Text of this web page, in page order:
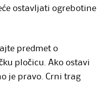
ostavljati ogrebotine
predmet o
pločicu. Ako ostavi
je pravo. Crni trag